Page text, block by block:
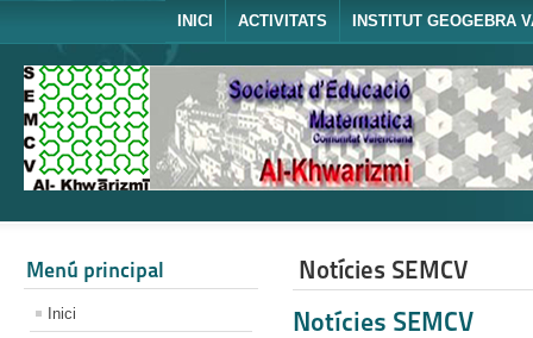
INICI ACTIVITATS INSTITUT GEOGEBRA
Menú principal
Inici
Notícies SEMCV
Notícies SEMCV